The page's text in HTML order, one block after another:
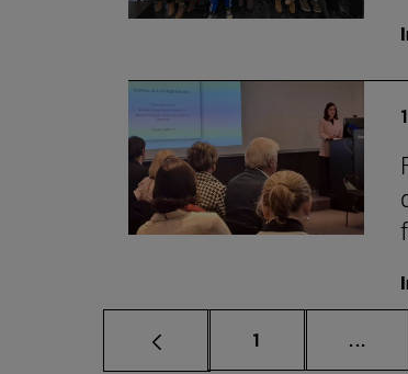
Página
1 ...